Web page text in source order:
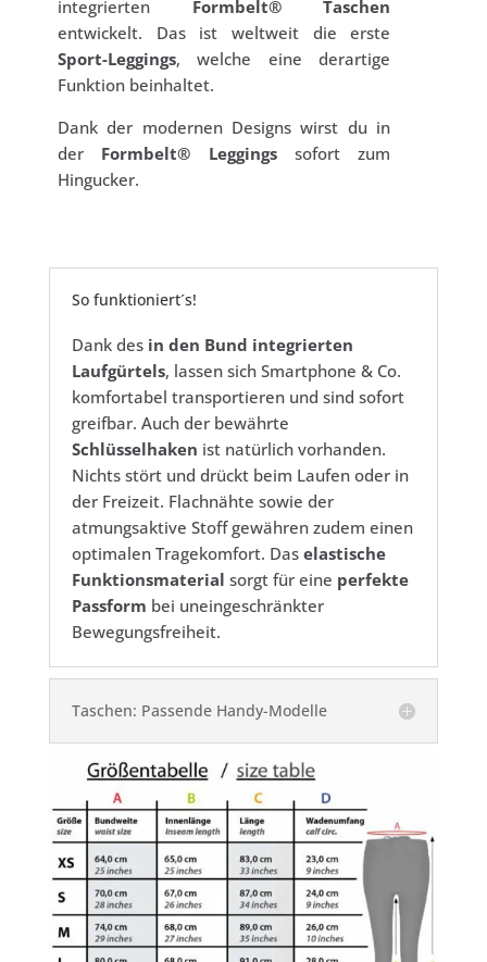
integrierten Formbelt® Taschen
entwickelt. Das ist weltweit die erste
Sport-Leggings, welche eine derartige
Funktion beinhaltet.
Dank der modernen Designs wirst du in
der Formbelt® Leggingssofort zum
Hingucker.
So funktioniert´s!
Dank des in den Bund integrierten
Laufgürtels, lassen sich Smartphone & Co.
komfortabel transportieren und sind sofort
greifbar. Auch der bewährte
Schlüsselhaken ist natürlich vorhanden.
Nichts stört und drückt beim Laufen oder in
der Freizeit. Flachnähte sowie der
atmungsaktive Stoff gewähren zudem einen
optimalen Tragekomfort. Das elastische
Funktionsmaterial sorgt für eine perfekte
Passform bei uneingeschränkter
Bewegungsfreiheit.
Taschen: Passende Handy-Modelle